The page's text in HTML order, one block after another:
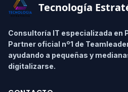
Tecnología
Consultoría IT especializada en
Partner oficial nº1 de
ayudando a pequeñas y
digitalizarse.